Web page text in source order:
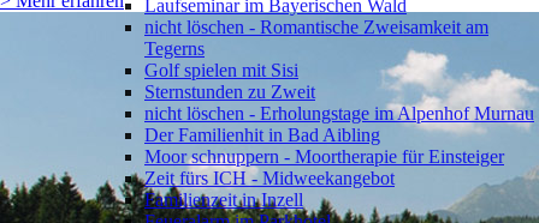
Laufseminar im Bayerischen Wald
nicht löschen - Romantische Zweisamkeit am
Tegerns
Golf spielen mit Sisi
Sternstunden zu Zweit
nicht löschen - Erholungstage im Alpenhof Murnau
Der Familienhit in Bad Aibling
Moor schnuppern - Moortherapie für Einsteiger
Zeit fürs ICH - Midweekangebot
Familienzeit in Inzell